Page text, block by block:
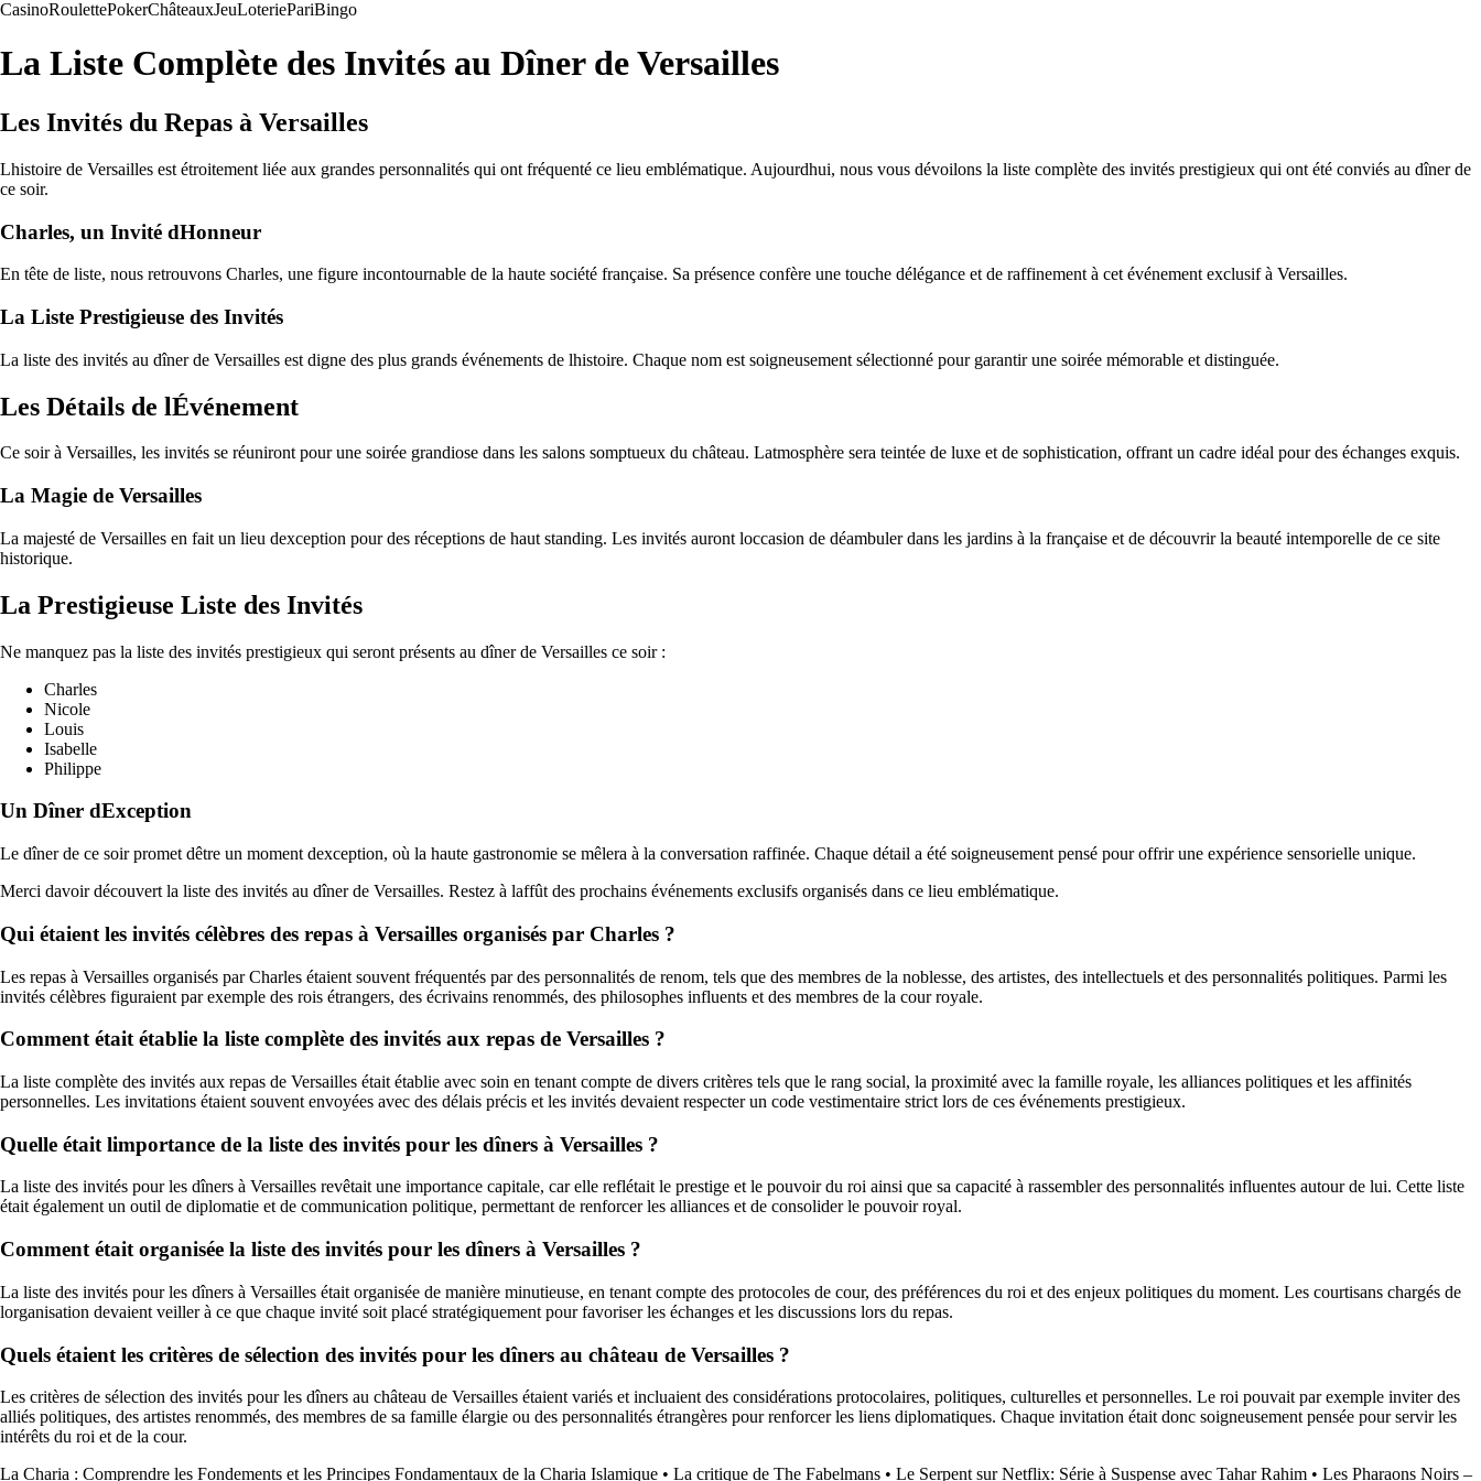
CasinoRoulettePokerChâteauxJeuLoteriePariBingo
La Liste Complète des Invités au Dîner de Versailles
Les Invités du Repas à Versailles
Lhistoire de Versailles est étroitement liée aux grandes personnalités qui ont fréquenté ce lieu emblématique. Aujourdhui, nous vous dévoilons la liste complète des invités prestigieux qui ont été conviés au dîner de
ce soir.
Charles, un Invité dHonneur
En tête de liste, nous retrouvons Charles, une figure incontournable de la haute société française. Sa présence confère une touche délégance et de raffinement à cet événement exclusif à Versailles.
La Liste Prestigieuse des Invités
La liste des invités au dîner de Versailles est digne des plus grands événements de lhistoire. Chaque nom est soigneusement sélectionné pour garantir une soirée mémorable et distinguée.
Les Détails de lÉvénement
Ce soir à Versailles, les invités se réuniront pour une soirée grandiose dans les salons somptueux du château. Latmosphère sera teintée de luxe et de sophistication, offrant un cadre idéal pour des échanges exquis.
La Magie de Versailles
La majesté de Versailles en fait un lieu dexception pour des réceptions de haut standing. Les invités auront loccasion de déambuler dans les jardins à la française et de découvrir la beauté intemporelle de ce site
historique.
La Prestigieuse Liste des Invités
Ne manquez pas la liste des invités prestigieux qui seront présents au dîner de Versailles ce soir :
Charles
Nicole
Louis
Isabelle
Philippe
Un Dîner dException
Le dîner de ce soir promet dêtre un moment dexception, où la haute gastronomie se mêlera à la conversation raffinée. Chaque détail a été soigneusement pensé pour offrir une expérience sensorielle unique.
Merci davoir découvert la liste des invités au dîner de Versailles. Restez à laffût des prochains événements exclusifs organisés dans ce lieu emblématique.
Qui étaient les invités célèbres des repas à Versailles organisés par Charles ?
Les repas à Versailles organisés par Charles étaient souvent fréquentés par des personnalités de renom, tels que des membres de la noblesse, des artistes, des intellectuels et des personnalités politiques. Parmi les
invités célèbres figuraient par exemple des rois étrangers, des écrivains renommés, des philosophes influents et des membres de la cour royale.
Comment était établie la liste complète des invités aux repas de Versailles ?
La liste complète des invités aux repas de Versailles était établie avec soin en tenant compte de divers critères tels que le rang social, la proximité avec la famille royale, les alliances politiques et les affinités
personnelles. Les invitations étaient souvent envoyées avec des délais précis et les invités devaient respecter un code vestimentaire strict lors de ces événements prestigieux.
Quelle était limportance de la liste des invités pour les dîners à Versailles ?
La liste des invités pour les dîners à Versailles revêtait une importance capitale, car elle reflétait le prestige et le pouvoir du roi ainsi que sa capacité à rassembler des personnalités influentes autour de lui. Cette liste
était également un outil de diplomatie et de communication politique, permettant de renforcer les alliances et de consolider le pouvoir royal.
Comment était organisée la liste des invités pour les dîners à Versailles ?
La liste des invités pour les dîners à Versailles était organisée de manière minutieuse, en tenant compte des protocoles de cour, des préférences du roi et des enjeux politiques du moment. Les courtisans chargés de
lorganisation devaient veiller à ce que chaque invité soit placé stratégiquement pour favoriser les échanges et les discussions lors du repas.
Quels étaient les critères de sélection des invités pour les dîners au château de Versailles ?
Les critères de sélection des invités pour les dîners au château de Versailles étaient variés et incluaient des considérations protocolaires, politiques, culturelles et personnelles. Le roi pouvait par exemple inviter des
alliés politiques, des artistes renommés, des membres de sa famille élargie ou des personnalités étrangères pour renforcer les liens diplomatiques. Chaque invitation était donc soigneusement pensée pour servir les
intérêts du roi et de la cour.
La Charia : Comprendre les Fondements et les Principes Fondamentaux de la Charia Islamique • La critique de The Fabelmans • Le Serpent sur Netflix: Série à Suspense avec Tahar Rahim • Les Pharaons Noirs –